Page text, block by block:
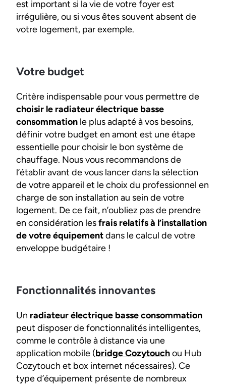
est important si la vie de votre foyer est
irrégulière, ou si vous êtes souvent absent de
votre logement, par exemple.
Votre budget
Critère indispensable pour vous permettre de
choisir le radiateur électrique basse
consommation le plus adapté à vos besoins,
définir votre budget en amont est une étape
essentielle pour choisir le bon système de
chauffage. Nous vous recommandons de
l’établir avant de vous lancer dans la sélection
de votre appareil et le choix du professionnel en
charge de son installation au sein de votre
logement. De ce fait, n’oubliez pas de prendre
en considération lesfrais relatifs à l’installation
de votre équipementdans le calcul de votre
enveloppe budgétaire !
Fonctionnalités innovantes
Un radiateur électrique basse consommation
peut disposer de fonctionnalités intelligentes,
comme le contrôle à distance via une
application mobile (bridge Cozytouchou Hub
Cozytouch et box internet nécessaires). Ce
type d’équipement présente de nombreux